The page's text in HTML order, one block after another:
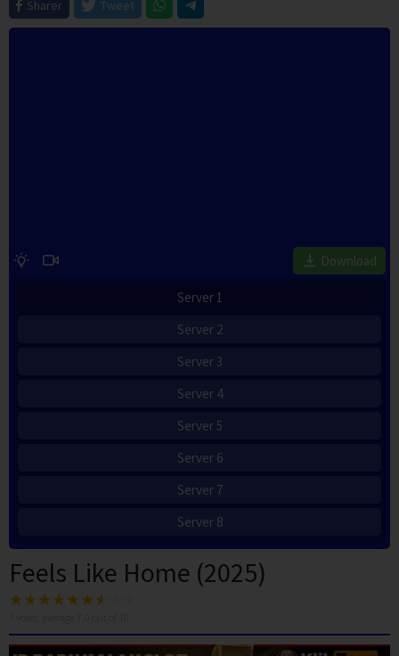
Sharer
Tweet
Download
Server 1
Server 2
Server 3
Server 4
Server 5
Server 6
Server 7
Server 8
Feels Like Home (2025)